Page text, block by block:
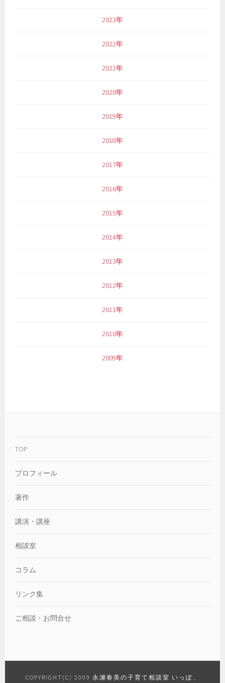
2023年
2022年
2021年
2020年
2019年
2018年
2017年
2016年
2015年
2014年
2013年
2012年
2011年
2010年
2009年
TOP
プロフィール
著作
講演・講座
相談室
コラム
リンク集
ご相談・お問合せ
COPYRIGHT(C) 2009 永瀬春美の子育て相談室 いっぽ、